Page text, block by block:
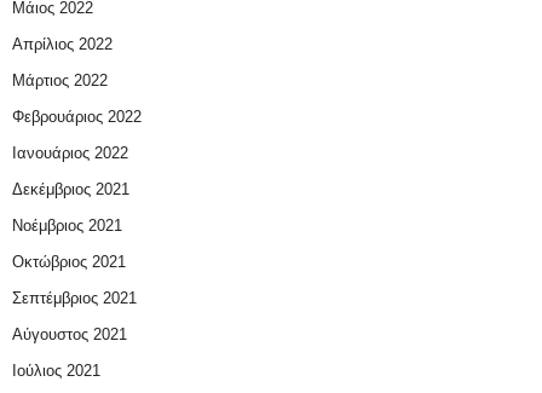
Μάιος 2022
Απρίλιος 2022
Μάρτιος 2022
Φεβρουάριος 2022
Ιανουάριος 2022
Δεκέμβριος 2021
Νοέμβριος 2021
Οκτώβριος 2021
Σεπτέμβριος 2021
Αύγουστος 2021
Ιούλιος 2021